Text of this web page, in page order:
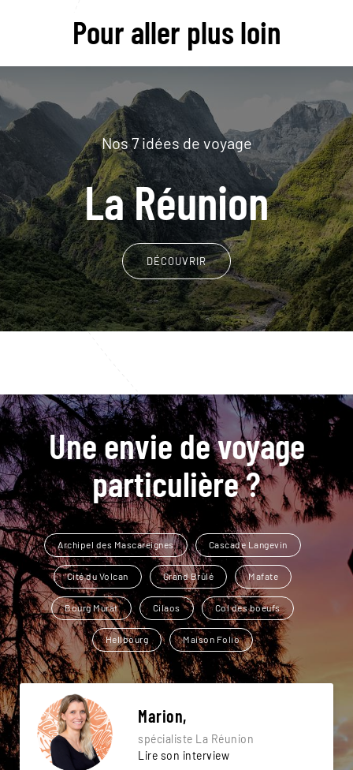
Pour aller plus loin
Nos 7 idées de voyage
La Réunion
DÉCOUVRIR
Une envie de voyage
particulière ?
Archipel des Mascareignes Cascade Langevin
Cité du Volcan Grand Brûlé Mafate
Bourg Murat Cilaos Col des boeufs
Hellbourg Maison Folio
Marion,
spécialiste La Réunion
Lire son interview